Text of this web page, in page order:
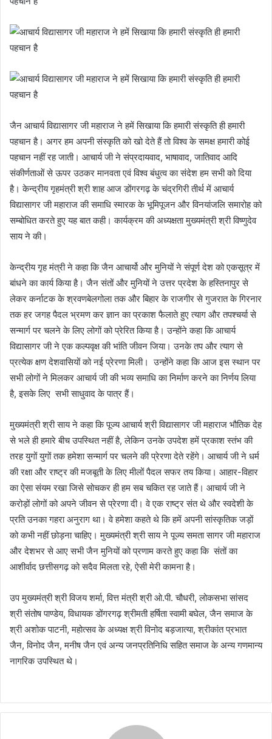
जैन आचार्य विद्यासागर जी महाराज ने हमें सिखाया कि हमारी संस्कृति ही हमारी
पहचान है। अगर हम अपनी संस्कृति को खो देते हैं तो विश्व के समक्ष हमारी कोई
पहचान नहीं रह जाती। आचार्य जी ने संप्रदायवाद, भाषावाद, जातिवाद आदि
संकीर्णताओं से ऊपर उठकर मानवता एवं विश्व बंधुत्व का संदेश हम सभी को दिया
है। केन्द्रीय गृहमंत्री श्री शाह आज डोंगरगढ़ के चंद्रगिरी तीर्थ में आचार्य
विद्यासागर जी महाराज की समाधि स्मारक के भूमिपूजन और विनयांजलि समारोह को
सम्बोधित करते हुए यह बात कही। कार्यक्रम की अध्यक्षता मुख्यमंत्री श्री विष्णुदेव
साय ने की।
केन्द्रीय गृह मंत्री ने कहा कि जैन आचार्यो और मुनियों ने संपूर्ण देश को एकसूत्र में
बांधने का कार्य किया है। जैन संतों और मुनियों ने उत्तर प्रदेश के हस्तिनापुर से
लेकर कर्नाटक के श्रवणबेलगोला तक और बिहार के राजगीर से गुजरात के गिरनार
तक हर जगह पैदल भ्रमण कर ज्ञान का प्रकाश फैलाते हुए त्याग और तपश्चर्या से
सन्मार्ग पर चलने के लिए लोगों को प्रेरित किया है। उन्होंने कहा कि आचार्य
विद्यासागर जी ने एक कल्पवृक्ष की भांति जीवन जिया। उनके तप और त्याग से
प्रत्येक क्षण देशवासियों को नई प्रेरणा मिली। उन्होंने कहा कि आज इस स्थान पर
सभी लोगों ने मिलकर आचार्य जी की भव्य समाधि का निर्माण करने का निर्णय लिया
है, इसके लिए सभी साधुवाद के पात्र हैं।
मुख्यमंत्री श्री साय ने कहा कि पूज्य आचार्य श्री विद्यासागर जी महाराज भौतिक देह
से भले ही हमारे बीच उपस्थित नहीं है, लेकिन उनके उपदेश हमें प्रकाश स्तंभ की
तरह युगों युगों तक हमेशा सन्मार्ग पर चलने की प्रेरणा देते रहेंगे। आचार्य जी ने धर्म
की रक्षा और राष्ट्र की मजबूती के लिए मीलों पैदल सफर तय किया। आहार-विहार
का ऐसा संयम रखा जिसे सोचकर ही हम सब चकित रह जाते हैं। आचार्य जी ने
करोड़ों लोगों को अपने जीवन से प्रेरणा दी। वे एक राष्ट्र संत थे और स्वदेशी के
प्रति उनका गहरा अनुराग था। वे हमेशा कहते थे कि हमें अपनी सांस्कृतिक जड़ों
को कभी नहीं छोड़ना चाहिए। मुख्यमंत्री श्री साय ने पूज्य समता सागर जी महाराज
और देशभर से आए सभी जैन मुनियों को प्रणाम करते हुए कहा कि संतों का
आशीर्वाद छत्तीसगढ़ को सदैव मिलता रहे, ऐसी मेरी कामना है।
उप मुख्यमंत्री श्री विजय शर्मा, वित्त मंत्री श्री ओ.पी. चौधरी, लोकसभा सांसद
श्री संतोष पाण्डेय, विधायक डोंगरगढ़ श्रीमती हर्षिता स्वामी बघेल, जैन समाज के
श्री अशोक पाटनी, महोत्सव के अध्यक्ष श्री विनोद बड़जात्या, श्रीकांत प्रभात
जैन, विनोद जैन, मनीष जैन एवं अन्य जनप्रतिनिधि सहित समाज के अन्य गणमान्य
नागरिक उपस्थित थे।